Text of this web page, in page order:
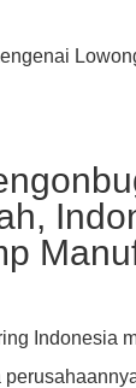
Indonesia